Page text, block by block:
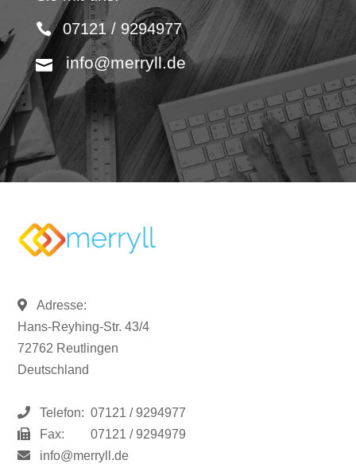
07121 / 9294977
info@merryll.de
Adresse:
Hans-Reyhing-Str. 43/4
72762 Reutlingen
Deutschland
Telefon: 07121 / 9294977
Fax:
07121 / 9294979
info@merryll.de